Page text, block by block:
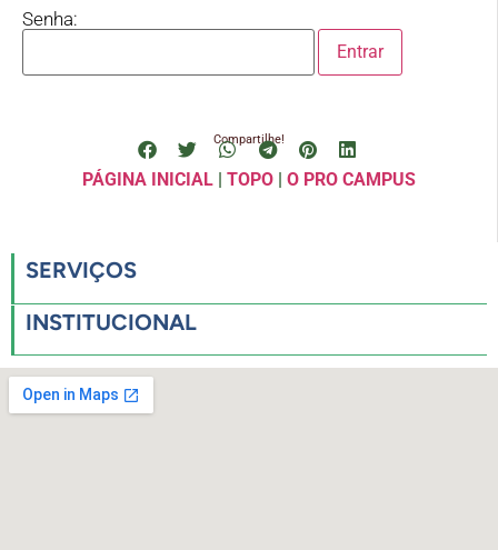
Senha:
Compartilhe!
PÁGINA INICIAL| TOPO| O PRO CAMPUS
SERVIÇOS
INSTITUCIONAL